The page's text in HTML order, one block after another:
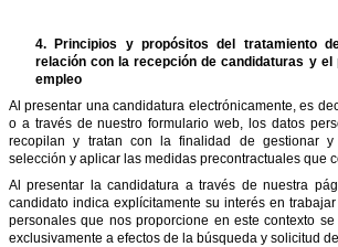
4.Principios y propósitos del tratamiento
relación con la recepción de candidaturas y
empleo
Al presentar una candidatura electrónicamente, es
o a través de nuestro formulario web, los datos
recopilan y tratan con la finalidad de gestionar
selección y aplicar las medidas precontractuales que
Al presentar la candidatura a través de nuestra
candidato indica explícitamente su interés en
personales que nos proporcione en este contexto
exclusivamente a efectos de la búsqueda y solicitud